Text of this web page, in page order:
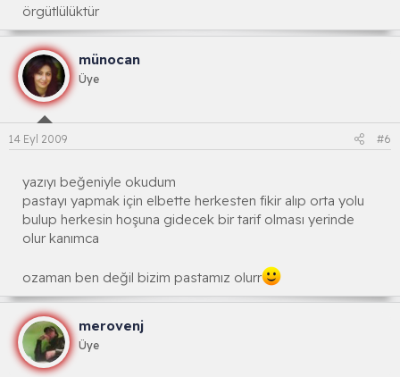
örgütlülüktür
münocan
Üye
14 Eyl 2009 #6
yazıyı beğeniyle okudum
pastayı yapmak için elbette herkesten fikir alıp orta yolu
bulup herkesin hoşuna gidecek bir tarif olması yerinde
olur kanımca
ozaman ben değil bizim pastamız olurr
merovenj
Üye